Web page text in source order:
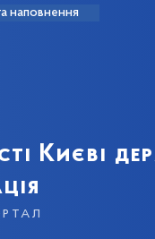
наповнення
Києві